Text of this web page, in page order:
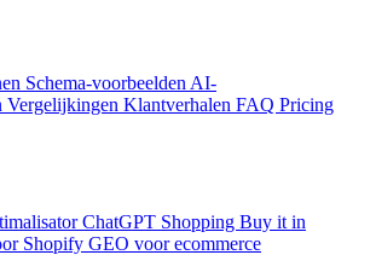
Schema-voorbeelden AI-
Vergelijkingen Klantverhalen FAQ Pricing
ChatGPT Shopping Buy it in
Shopify GEO voor ecommerce